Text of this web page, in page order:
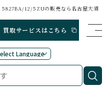
12/5ZUの販売なら名古屋大須
買取サービスはこちら